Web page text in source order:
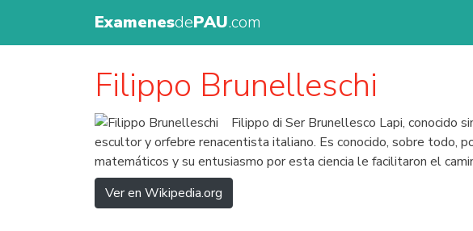
ExamenesdePAU.com
Filippo Brunelleschi
Filippo di Ser Brunellesco Lapi, conocido
escultor y orfebre renacentista italiano. Es conocido, sobre todo,
matemáticos y su entusiasmo por esta ciencia le facilitaron el
Ver en Wikipedia.org